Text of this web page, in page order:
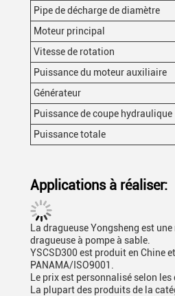
Pipe de décharge de diamètre
Moteur principal
Vitesse de rotation
Puissance du moteur auxiliaire
Générateur
Puissance de coupe hydraulique
Puissance totale
Applications à réaliser:
La dragueuse Yongsheng est
dragueuse à pompe à sable.
YSCSD300 est produit en Chine
PANAMA/ISO9001.
Le prix est personnalisé selon
La plupart des produits de la